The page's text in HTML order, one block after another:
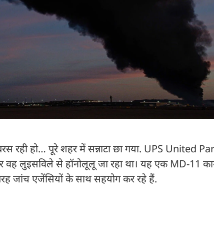
हो… पूरे शहर में सन्नाटा छा गया. UPS United
वह लुइसविले से हॉनोलूलू जा रहा था। यह एक MD-11
जांच एजेंसियों के साथ सहयोग कर रहे हैं.